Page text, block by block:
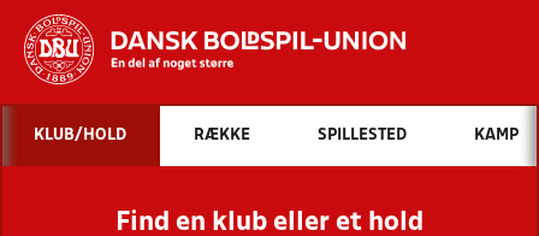
Hvad vil du søge efter?
INDHOLD OG NYHEDER
STILLINGER, RESULTATER, KLUBBER OG
KLUB/HOLD RÆKKE SPILLESTED KAMP
Find en klub eller et hold